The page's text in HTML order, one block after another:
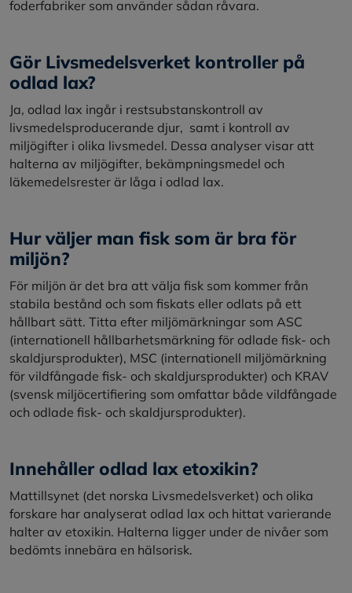
foderfabriker som använder sådan råvara.
Gör Livsmedelsverket kontroller på
odlad lax?
Ja, odlad lax ingår i restsubstanskontroll av
livsmedelsproducerande djur, samt i kontroll av
miljögifter i olika livsmedel. Dessa analyser visar att
halterna av miljögifter, bekämpningsmedel och
läkemedelsrester är låga i odlad lax.
Hur väljer man fisk som är bra för
miljön?
För miljön är det bra att välja fisk som kommer från
stabila bestånd och som fiskats eller odlats på ett
hållbart sätt. Titta efter miljömärkningar som ASC
(internationell hållbarhetsmärkning för odlade fisk- och
skaldjursprodukter), MSC (internationell miljömärkning
för vildfångade fisk- och skaldjursprodukter) och KRAV
(svensk miljöcertifiering som omfattar både vildfångade
och odlade fisk- och skaldjursprodukter).
Innehåller odlad lax etoxikin?
Mattillsynet (det norska Livsmedelsverket) och olika
forskare har analyserat odlad lax och hittat varierande
halter av etoxikin. Halterna ligger under de nivåer som
bedömts innebära en hälsorisk.